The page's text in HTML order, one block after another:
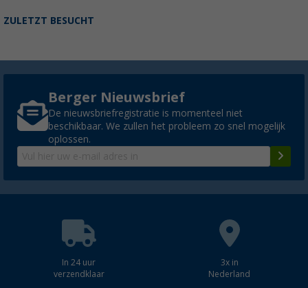
ZULETZT BESUCHT
Berger Nieuwsbrief
De nieuwsbriefregistratie is momenteel niet
beschikbaar. We zullen het probleem zo snel mogelijk
oplossen.
In 24 uur
verzendklaar
3x in
Nederland